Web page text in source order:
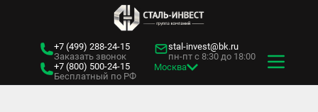
+7 (499) 288-24-15
Заказать звонок
+7 (800) 500-24-15
Бесплатный по РФ
stal-invest@bk.ru
пн-пт с 8:30 до 18:00
Москва